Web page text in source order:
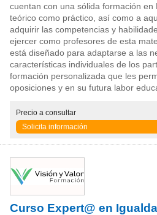
cuentan con una sólida formación
teórico como práctico, así como a
adquirir las competencias y
ejercer como profesores de esta
está diseñado para adaptarse a las
características individuales de los
formación personalizada que les
oposiciones y en su futura labor
Precio a consultar
Solicita información
Curso Expert@ en